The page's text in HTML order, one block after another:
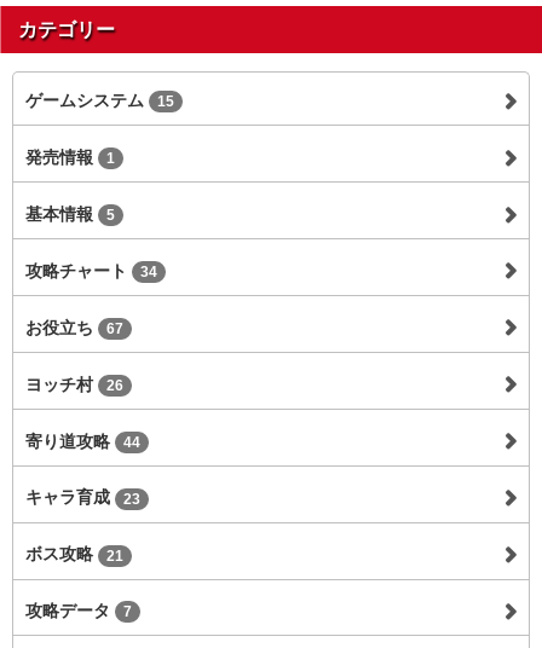
カテゴリー
ゲームシステム 15
発売情報 1
基本情報 5
攻略チャート 34
お役立ち 67
ヨッチ村 26
寄り道攻略 44
キャラ育成 23
ボス攻略 21
攻略データ 7